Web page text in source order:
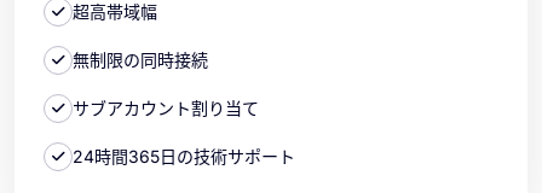
超高帯域幅
無制限の同時接続
サブアカウント割り当て
24時間365日の技術サポート